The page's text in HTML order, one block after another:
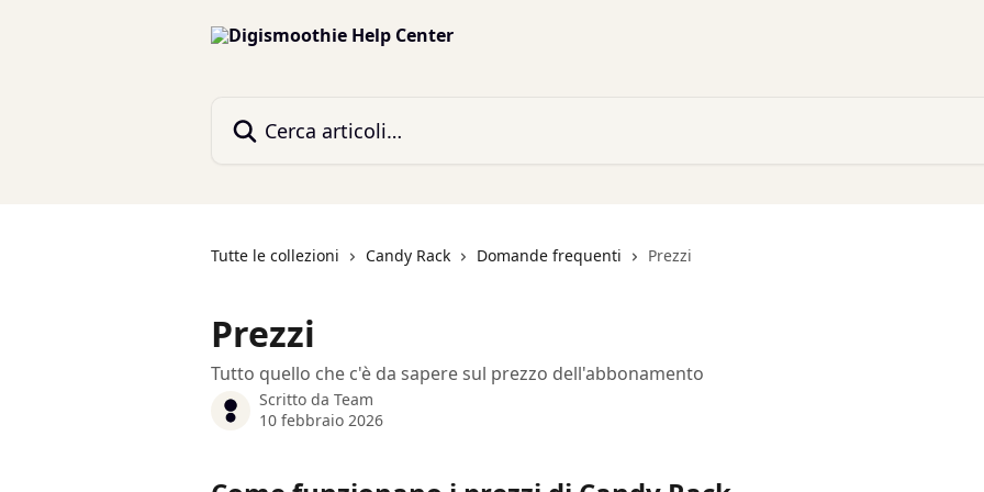
Tutte le collezioni Candy Rack Domande frequenti Prezzi
Prezzi
Tutto quello che c'è da sapere sul prezzo dell'abbonamento
Scritto da Team
10 febbraio 2026